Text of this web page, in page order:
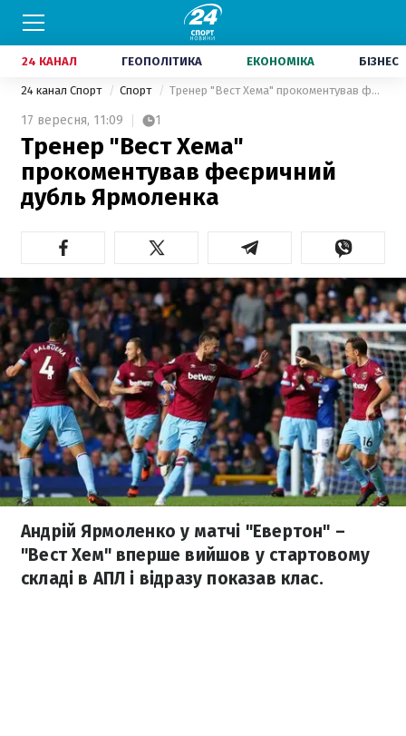
24 КАНАЛ ГЕОПОЛІТИКА ЕКОНОМІКА БІЗНЕС
24 канал Спорт Спорт Тренер "Вест Хема" прокоментував феєричний дубль Ярмоленка
17 вересня, 11:09 1
Тренер "Вест Хема"
прокоментував феєричний
дубль Ярмоленка
Андрій Ярмоленко у матчі "Евертон" –
"Вест Хем" вперше вийшов у стартовому
складі в АПЛ і відразу показав клас.